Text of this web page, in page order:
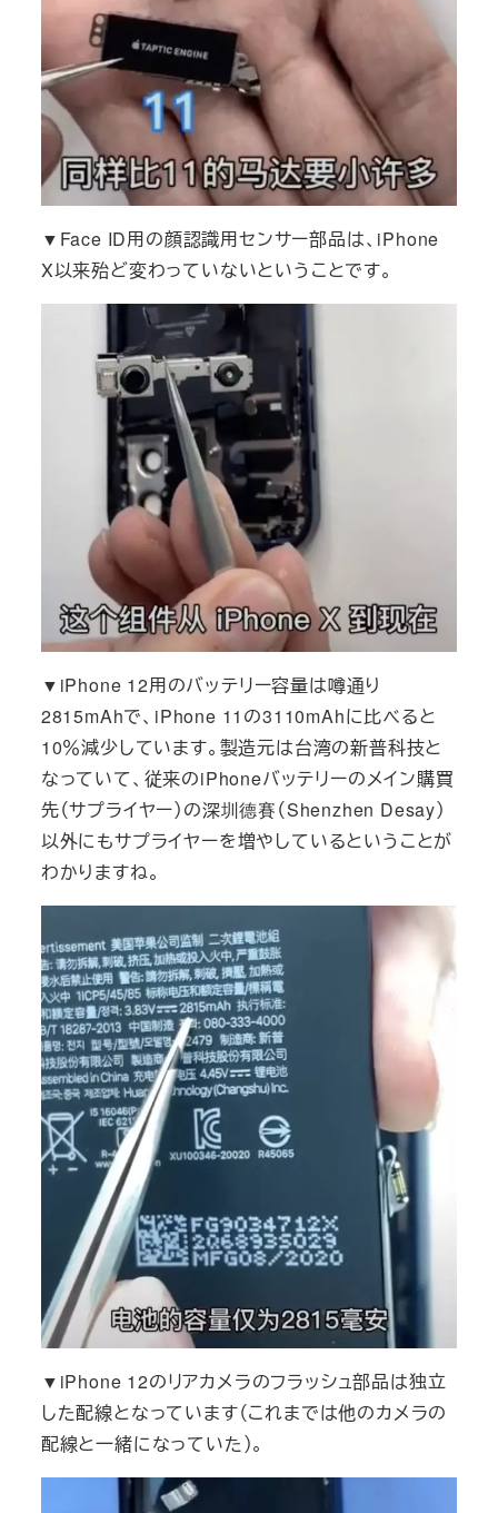
▼Face ID用の顔認識用センサー部品は、iPhone
X以来殆ど変わっていないということです。
▼iPhone 12用のバッテリー容量は噂通り
2815mAhで、iPhone 11の3110mAhに比べると
10％減少しています。製造元は台湾の新普科技と
なっていて、従来のiPhoneバッテリーのメイン購買
先（サプライヤー）の深圳德賽（Shenzhen Desay）
以外にもサプライヤーを増やしているということが
わかりますね。
▼iPhone 12のリアカメラのフラッシュ部品は独立
した配線となっています（これまでは他のカメラの
配線と一緒になっていた）。